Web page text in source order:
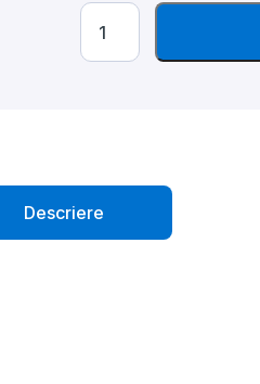
Cantitate
Filtru
G4
Descriere